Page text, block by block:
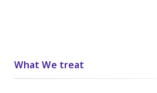
What We treat